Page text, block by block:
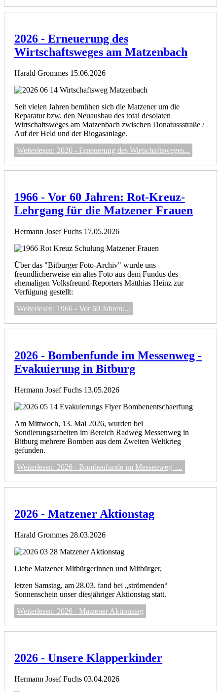
2026 - Erneuerung des
Wirtschaftsweges am Matzenbach
Harald Grommes 15.06.2026
Seit vielen Jahren bemühen sich die Matzener um die
Reparatur bzw. den Neuausbau des total desolaten
Wirtschaftsweges am Matzenbach zwischen Donatussstraße /
Auf der Held und der Biogasanlage.
Weiterlesen: 2026 - Erneuerung des Wirtschaftsweges...
1966 - Vor 60 Jahren: Rot-Kreuz-
Lehrgang für die Matzener Frauen
Hermann Josef Fuchs 17.05.2026
Über das "Bitburger Foto-Archiv" wurde uns
freundlicherweise ein altes Foto aus dem Fundus des
ehemaligen Volksfreund-Reporters Matthias Heinz zur
Verfügung gestellt:
Weiterlesen: 1966 - Vor 60 Jahren:...
2026 - Bombenfunde im Messenweg -
Evakuierung in Bitburg
Hermann Josef Fuchs 13.05.2026
Am Mittwoch, 13. Mai 2026, wurden bei
Sondierungsarbeiten im Bereich Radweg Messenweg in
Bitburg mehrere Bomben aus dem Zweiten Weltkrieg
gefunden.
Weiterlesen: 2026 - Bombenfunde im Messenweg -...
2026 - Matzener Aktionstag
Harald Grommes 28.03.2026
Liebe Matzener Mitbürgerinnen und Mitbürger,
letzen Samstag, am 28.03. fand bei „strömenden“
Sonnenschein unser diesjähriger Aktionstag statt.
Weiterlesen: 2026 - Matzener Aktionstag
2026 - Unsere Klapperkinder
Hermann Josef Fuchs 03.04.2026